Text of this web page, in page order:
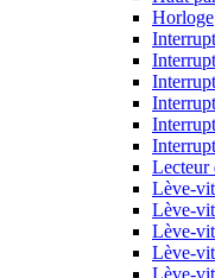
Horloge
Lecteur
Lève-
Lève-
Lève-
Lève-
Lève-